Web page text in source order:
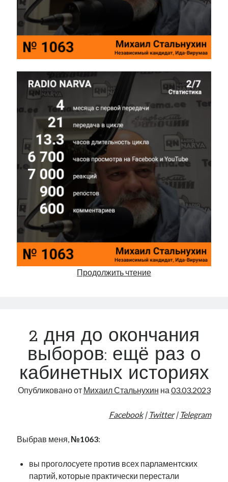
Продолжить чтение1
ещё
цикле
передач
на
NARVA
2 дня до окончания
выборов: ещё раз о
кабинетных историях
Опубликовано от Михаил Стальнухин на 03.03.2023
Facebook| Twitter| Telegram
Выбрав меня, №1063:
вы проголосуете против всех парламентских
партий, которые практически перестали